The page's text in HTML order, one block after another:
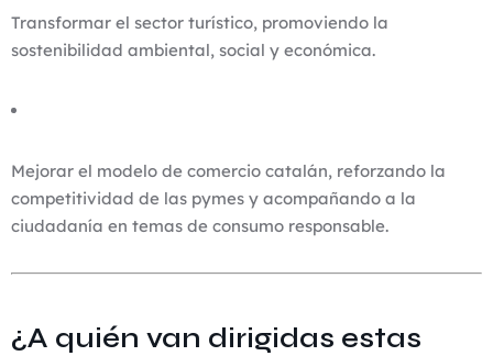
Transformar el sector turístico, promoviendo la
sostenibilidad ambiental, social y económica.
Mejorar el modelo de comercio catalán, reforzando la
competitividad de las pymes y acompañando a la
ciudadanía en temas de consumo responsable.
¿A quién van dirigidas estas